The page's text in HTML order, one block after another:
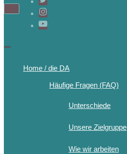
Home / die DA
Häufige Fragen (FAQ)
Unterschiede
Unsere Zielgruppe
Wie wir arbeiten